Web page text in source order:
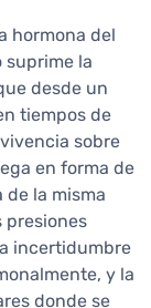
hormona del
suprime la
desde un
tiempos de
sobre
en forma de
la misma
presiones
incertidumbre
y la
donde se